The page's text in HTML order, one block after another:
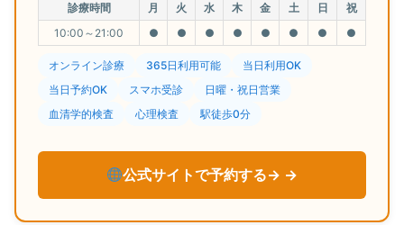
診療時間 月 火 水 木 金 土 日
祝
10:00～21:00
● ● ● ● ● ● ● ●
オンライン診療 365日利用可能
当日利用OK
当日予約OK
スマホ受診
日曜・祝日営業
血清学的検査
心理検査 駅徒歩0分
公式サイトで予約する→